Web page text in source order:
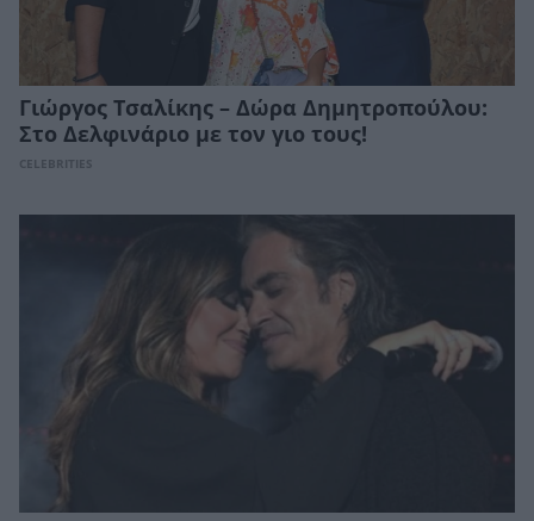
Γιώργος Τσαλίκης – Δώρα Δημητροπούλου:
Στο Δελφινάριο με τον γιο τους!
CELEBRITIES